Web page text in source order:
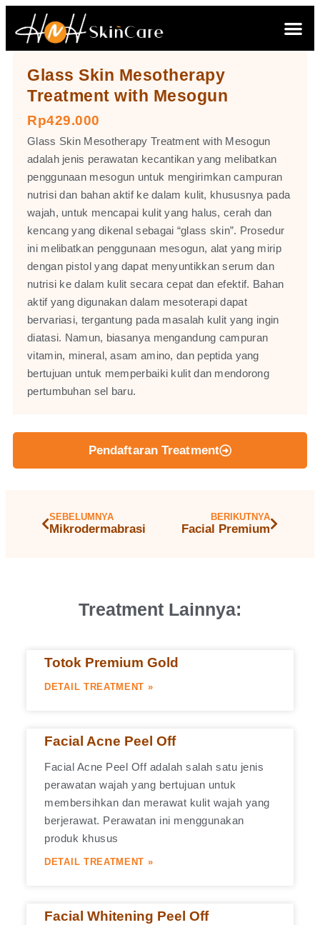
Glass Skin Mesotherapy
Treatment with Mesogun
Rp429.000
Glass Skin Mesotherapy Treatment with Mesogun
adalah jenis perawatan kecantikan yang melibatkan
penggunaan mesogun untuk mengirimkan campuran
nutrisi dan bahan aktif ke dalam kulit, khususnya pada
wajah, untuk mencapai kulit yang halus, cerah dan
kencang yang dikenal sebagai “glass skin”. Prosedur
ini melibatkan penggunaan mesogun, alat yang mirip
dengan pistol yang dapat menyuntikkan serum dan
nutrisi ke dalam kulit secara cepat dan efektif. Bahan
aktif yang digunakan dalam mesoterapi dapat
bervariasi, tergantung pada masalah kulit yang ingin
diatasi. Namun, biasanya mengandung campuran
vitamin, mineral, asam amino, dan peptida yang
bertujuan untuk memperbaiki kulit dan mendorong
pertumbuhan sel baru.
Pendaftaran Treatment
SEBELUMNYA
Mikrodermabrasi
BERIKUTNYA
Facial Premium
Treatment Lainnya:
Totok Premium Gold
DETAIL TREATMENT »
Facial Acne Peel Off
Facial Acne Peel Off adalah salah satu jenis
perawatan wajah yang bertujuan untuk
membersihkan dan merawat kulit wajah yang
berjerawat. Perawatan ini menggunakan
produk khusus
DETAIL TREATMENT »
Facial Whitening Peel Off